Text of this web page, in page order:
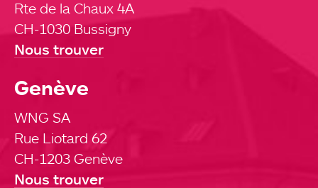
Expertises
Références
Actualités
Digital Trends
Produits
Rte de la Chaux 4A
CH-1030 Bussigny
Nous trouver
Genève
WNG SA
Rue Liotard 62
CH-1203 Genève
Nous trouver